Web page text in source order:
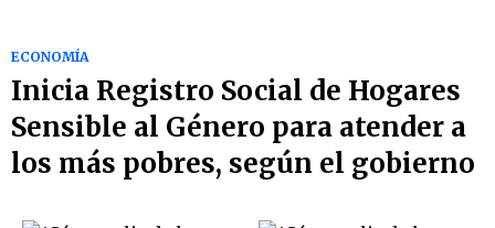
ECONOMÍA
Inicia Registro Social de Hogares
Sensible al Género para atender a
los más pobres, según el gobierno